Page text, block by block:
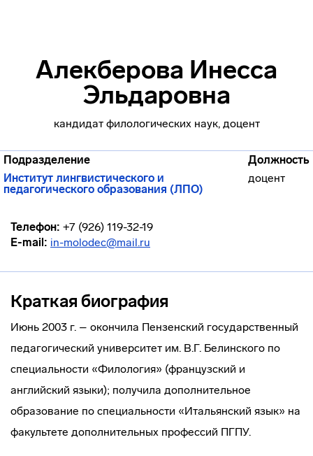
Алекберова Инесса
Эльдаровна
кандидат филологических наук, доцент
Подразделение
Должность
Институт лингвистического и
педагогического образования (ЛПО)
доцент
Телефон: +7 (926) 119-32-19
E-mail: in-molodec@mail.ru
Краткая биография
Июнь 2003 г. – окончила Пензенский государственный
педагогический университет им. В.Г. Белинского по
специальности «Филология» (французский и
английский языки); получила дополнительное
образование по специальности «Итальянский язык» на
факультете дополнительных профессий ПГПУ.